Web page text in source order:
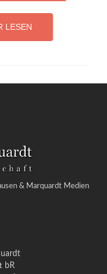
LESEN
& Marquardt Medien
bR